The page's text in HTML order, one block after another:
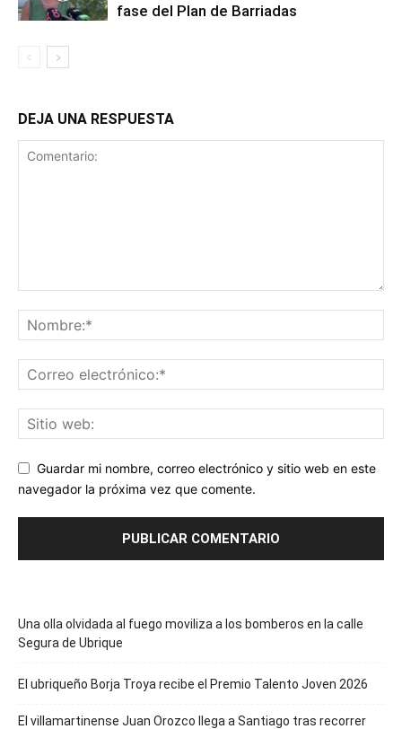
fase del Plan de Barriadas
DEJA UNA RESPUESTA
Guardar mi nombre, correo electrónico y sitio web en este
navegador la próxima vez que comente.
Una olla olvidada al fuego moviliza a los bomberos en la calle
Segura de Ubrique
El ubriqueño Borja Troya recibe el Premio Talento Joven 2026
El villamartinense Juan Orozco llega a Santiago tras recorrer